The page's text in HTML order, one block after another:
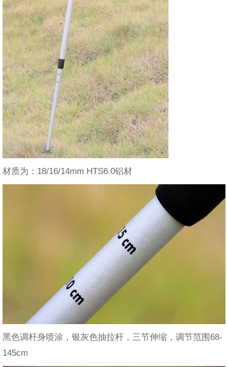
材质为：18/16/14mm HTS6.0铝材
黑色调杆身喷涂，银灰色抽拉杆，三节伸缩，调节范围68-
145cm